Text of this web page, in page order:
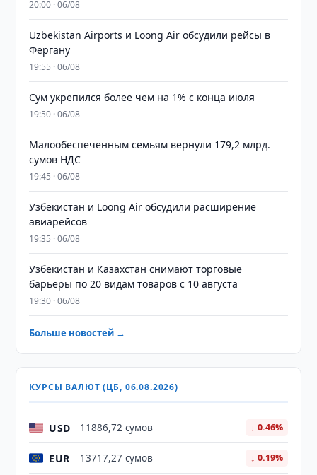
20:00 · 06/08
Uzbekistan Airports и Loong Air обсудили рейсы в
Фергану
19:55 · 06/08
Сум укрепился более чем на 1% с конца июля
19:50 · 06/08
Малообеспеченным семьям вернули 179,2 млрд.
сумов НДС
19:45 · 06/08
Узбекистан и Loong Air обсудили расширение
авиарейсов
19:35 · 06/08
Узбекистан и Казахстан снимают торговые
барьеры по 20 видам товаров с 10 августа
19:30 · 06/08
Больше новостей →
КУРСЫ ВАЛЮТ (ЦБ, 06.08.2026)
USD 11886,72 сумов ↓ 0.46%
EUR 13717,27 сумов ↓ 0.19%